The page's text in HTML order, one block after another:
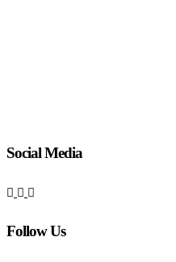
Social Media
Follow Us